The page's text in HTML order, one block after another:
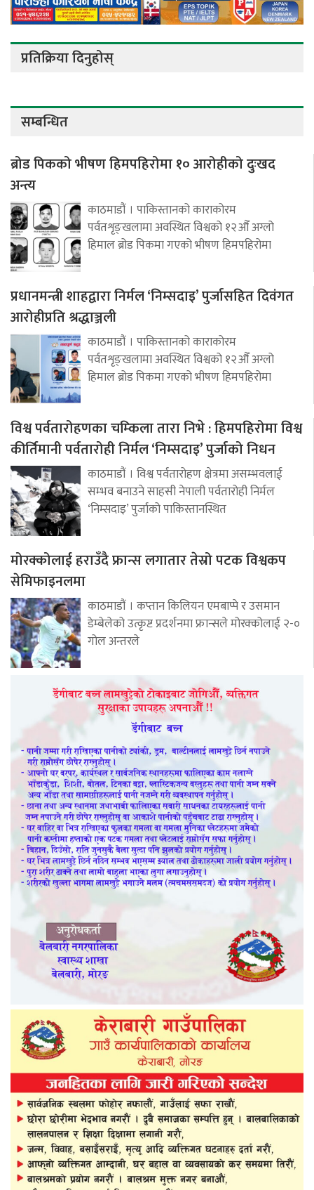
प्रतिक्रिया दिनुहोस्
सम्बन्धित
ब्रोड पिकको भीषण हिमपहिरोमा १० आरोहीको दुःखद
अन्त्य
काठमाडौं । पाकिस्तानको काराकोरम
पर्वतशृङ्खलामा अवस्थित विश्वको १२औँ अग्लो
हिमाल ब्रोड पिकमा गएको भीषण हिमपहिरोमा
प्रधानमन्त्री शाहद्वारा निर्मल ‘निम्सदाइ’ पुर्जासहित दिवंगत
आरोहीप्रति श्रद्धाञ्जली
काठमाडौं । पाकिस्तानको काराकोरम
पर्वतशृङ्खलामा अवस्थित विश्वको १२औँ अग्लो
हिमाल ब्रोड पिकमा गएको भीषण हिमपहिरोमा
विश्व पर्वतारोहणका चम्किला तारा निभे : हिमपहिरोमा विश्व
कीर्तिमानी पर्वतारोही निर्मल ‘निम्सदाइ’ पुर्जाको निधन
काठमाडौं । विश्व पर्वतारोहण क्षेत्रमा असम्भवलाई
सम्भव बनाउने साहसी नेपाली पर्वतारोही निर्मल
‘निम्सदाइ’ पुर्जाको पाकिस्तानस्थित
मोरक्कोलाई हराउँदै फ्रान्स लगातार तेस्रो पटक विश्वकप
सेमिफाइनलमा
काठमाडौं । कप्तान किलियन एमबाप्पे र उसमान
डेम्बेलेको उत्कृष्ट प्रदर्शनमा फ्रान्सले मोरक्कोलाई २-०
गोल अन्तरले